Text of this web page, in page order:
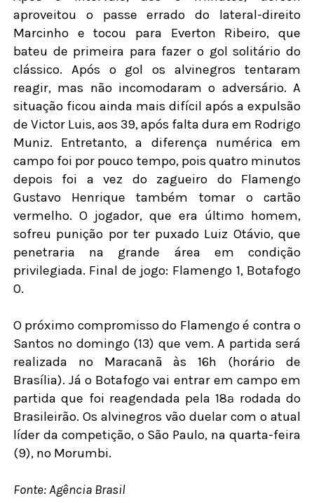
aproveitou o passe errado do lateral-direito
Marcinho e tocou para Everton Ribeiro, que
bateu de primeira para fazer o gol solitário do
clássico. Após o gol os alvinegros tentaram
reagir, mas não incomodaram o adversário. A
situação ficou ainda mais difícil após a expulsão
de Victor Luis, aos 39, após falta dura em Rodrigo
Muniz. Entretanto, a diferença numérica em
campo foi por pouco tempo, pois quatro minutos
depois foi a vez do zagueiro do Flamengo
Gustavo Henrique também tomar o cartão
vermelho. O jogador, que era último homem,
sofreu punição por ter puxado Luiz Otávio, que
penetraria na grande área em condição
privilegiada. Final de jogo: Flamengo 1, Botafogo
0.
O próximo compromisso do Flamengo é contra o
Santos no domingo (13) que vem. A partida será
realizada no Maracanã às 16h (horário de
Brasília). Já o Botafogo vai entrar em campo em
partida que foi reagendada pela 18ª rodada do
Brasileirão. Os alvinegros vão duelar com o atual
líder da competição, o São Paulo, na quarta-feira
(9), no Morumbi.
Fonte: Agência Brasil